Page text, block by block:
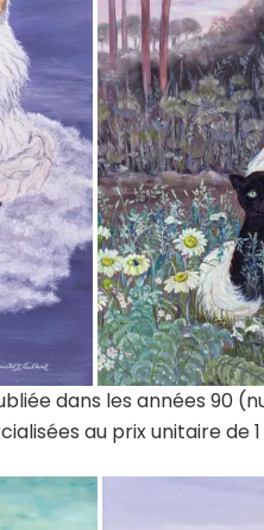
dans les années 90
au prix unitaire de 1